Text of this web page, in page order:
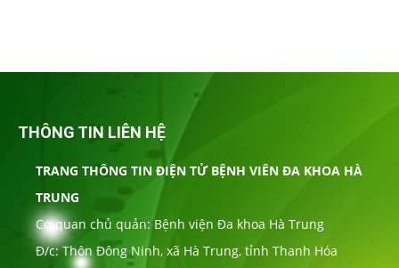
THÔNG TIN LIÊN HỆ
TRANG THÔNG TIN ĐIỆN TỬ BỆNH VIÊN ĐA KHOA HÀ
TRUNG
Cơ quan chủ quản: Bệnh viện Đa khoa Hà Trung
Đ/c: Thôn Đông Ninh, xã Hà Trung, tỉnh Thanh Hóa